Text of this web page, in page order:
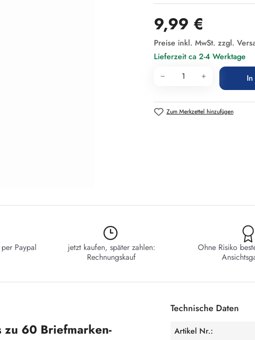
Regulärer Preis:
9,99 €
Preise inkl. MwSt. zzgl.
Lieferzeit ca 2-4 Werktage
Produkt Anzahl:
Zum Merkzettel hinzufügen
Paypal
jetzt kaufen, später zahlen:
Rechnungskauf
Ohne Risiko
60 Briefmarken-
Technische Daten
Artikel Nr.: